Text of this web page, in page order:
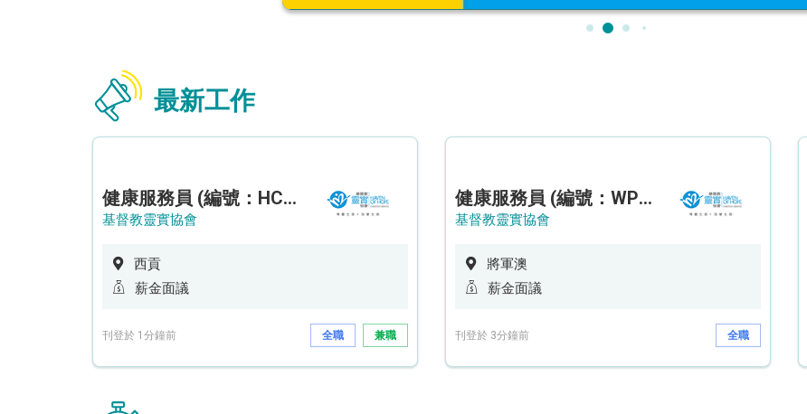
最新工作
健康服務員 (編號：HCHDE/HSW/CTE)
基督教靈實協會
西貢
薪金面議
刊登於 1分鐘前 全職 兼職
健康服務員 (編號：WPH/HSW/CTE)
基督教靈實協會
將軍澳
薪金面議
刊登於 3分鐘前 全職